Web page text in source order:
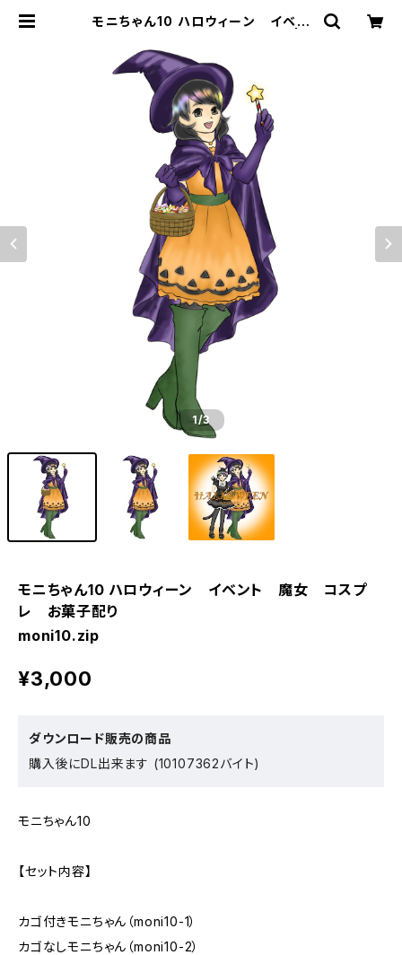
モニちゃん10 ハロウィーン イベン
TANDARD FOX
1/3
モニちゃん10 ハロウィーン イベント 魔女 コスプ
レ お菓子配り
moni10.zip
¥3,000
ダウンロード販売の商品
購入後にDL出来ます (10107362バイト)
モニちゃん10
【セット内容】
カゴ付きモニちゃん（moni10-1）
カゴなしモニちゃん（moni10-2）